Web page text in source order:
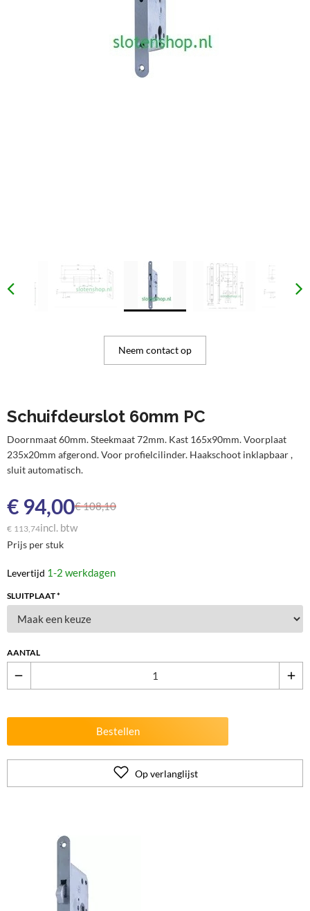
Neem contact op
Schuifdeurslot 60mm PC
Doornmaat 60mm. Steekmaat 72mm. Kast 165x90mm. Voorplaat
235x20mm afgerond. Voor profielcilinder. Haakschoot inklapbaar ,
sluit automatisch.
€108,10
€ 94,00
€ 113,74incl. btw
Prijs per stuk
Levertijd 1-2 werkdagen
SLUITPLAAT *
AANTAL
remove add
Bestellen
Op verlanglijst